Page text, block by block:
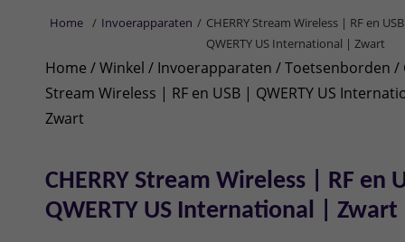
Home / Invoerapparaten / CHERRY Stream Wireless | RF en
QWERTY US International | Zwart
Home /Winkel / Invoerapparaten /Toetsenborden /
Stream Wireless | RF en USB | QWERTY US
Zwart
CHERRY Stream Wireless | RF en
QWERTY US International | Zwart